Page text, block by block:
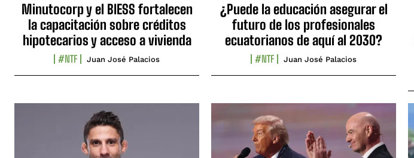
Minutocorp y el BIESS fortalecen
la capacitación sobre créditos
hipotecarios y acceso a vivienda
#NTF Juan José Palacios
¿Puede la educación asegurar el
futuro de los profesionales
ecuatorianos de aquí al 2030?
#NTF Juan José Palacios